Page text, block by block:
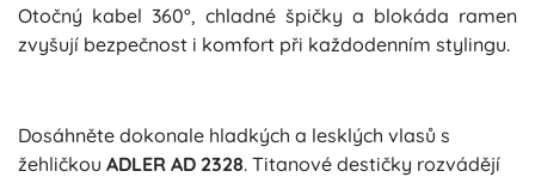
Otočný kabel 360°, chladné špičky a blokáda ramen
zvyšují bezpečnost i komfort při každodenním stylingu.
Dosáhněte dokonale hladkých a lesklých vlasů s
žehličkou ADLER AD 2328. Titanové destičky rozvádějí